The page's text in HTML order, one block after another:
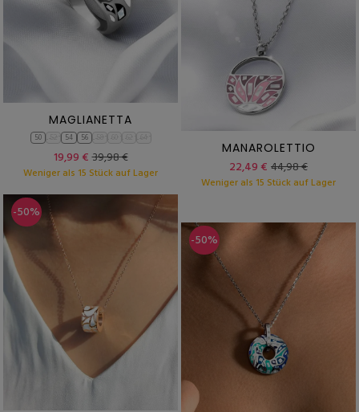
MAGLIANETTA
50 54 56
19,99 €39,98 €
Weniger als 15 Stück auf Lager
MANAROLETTIO
22,49 € 44,98 €
Weniger als 15 Stück auf Lager
-50%
-50%